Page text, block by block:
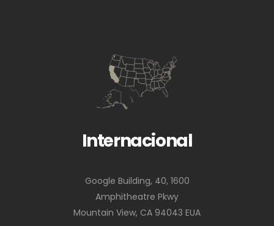
Internacional
Google Building, 40, 1600
Amphitheatre Pkwy
Mountain View, CA 94043 EUA